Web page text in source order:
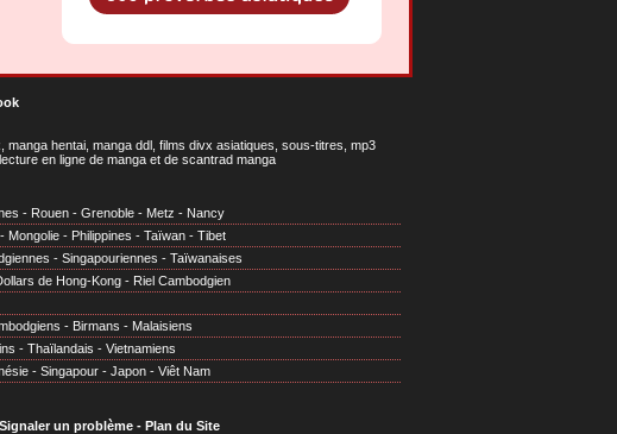
hentai, manga ddl, films divx asiatiques, sous-titres, mp3
en ligne de manga et de scantrad manga
- Rouen - Grenoble - Metz - Nancy
- Mongolie - Philippines - Taïwan - Tibet
- Singapouriennes - Taïwanaises
de Hong-Kong - Riel Cambodgien
- Birmans - Malaisiens
- Thaïlandais - Vietnamiens
- Singapour - Japon - Viêt Nam
Signaler un problème- Plan du Site